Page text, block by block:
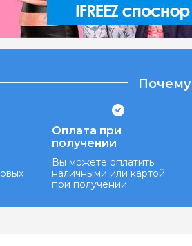
Почему
Оплата при
получении
Вы можете оплатить
наличными или картой
при получении